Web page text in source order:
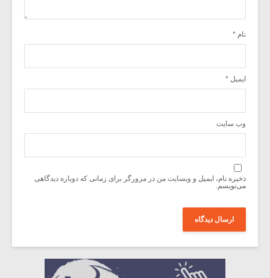
نام *
ایمیل *
وب‌ سایت
ذخیره نام، ایمیل و وبسایت من در مرورگر برای زمانی که دوباره دیدگاهی
می‌نویسم.